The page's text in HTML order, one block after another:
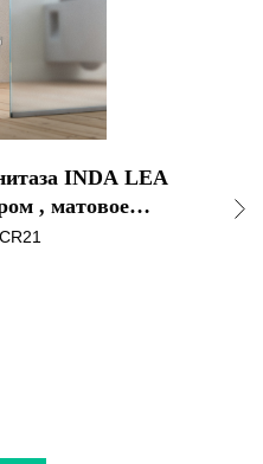
INDA LEA
, матовое